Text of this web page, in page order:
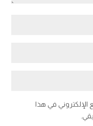
الإلكتروني في هذا